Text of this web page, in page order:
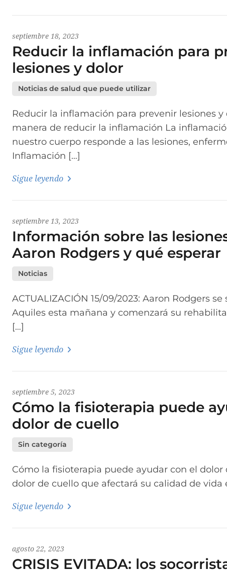
septiembre 18, 2023
Reducir la inflamación para
lesiones y dolor
Noticias de salud que puede utilizar
Reducir la inflamación para prevenir lesiones
manera de reducir la inflamación La
nuestro cuerpo responde a las lesiones,
Inflamación […]
Sigue leyendo
septiembre 13, 2023
Información sobre las
Aaron Rodgers y qué esperar
Noticias
ACTUALIZACIÓN 15/09/2023: Aaron Rodgers
Aquiles esta mañana y comenzará su
[…]
Sigue leyendo
septiembre 5, 2023
Cómo la fisioterapia puede
dolor de cuello
Sin categoría
Cómo la fisioterapia puede ayudar con el
dolor de cuello que afectará su calidad de vida
Sigue leyendo
agosto 22, 2023
CRISIS EVITADA: los